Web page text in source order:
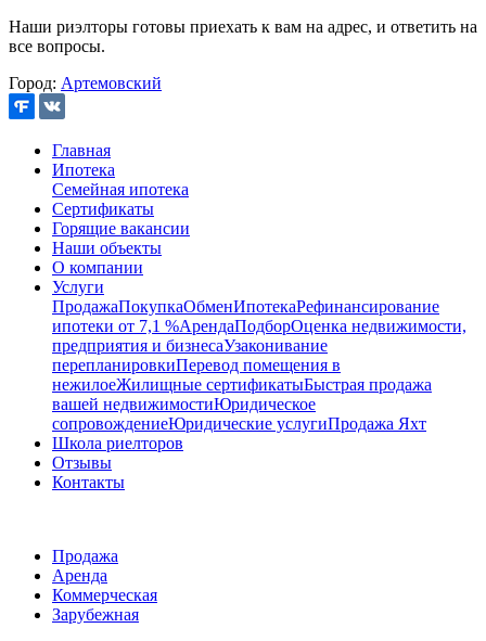
Наши риэлторы готовы приехать к вам на адрес, и ответить на
все вопросы.
Город: Артемовский
Главная
Ипотека
Семейная ипотека
Сертификаты
Горящие вакансии
Наши объекты
О компании
Услуги
ПродажаПокупкаОбменИпотекаРефинансирование
ипотеки от 7,1 %АрендаПодборОценка недвижимости,
предприятия и бизнесаУзаконивание
перепланировкиПеревод помещения в
нежилоеЖилищные сертификатыБыстрая продажа
вашей недвижимостиЮридическое
сопровождениеЮридические услугиПродажа Яхт
Школа риелторов
Отзывы
Контакты
Продажа
Аренда
Коммерческая
Зарубежная